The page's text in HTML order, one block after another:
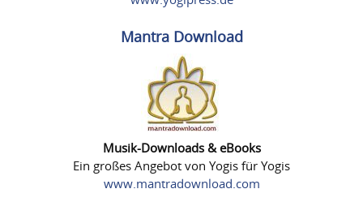
Mantra Download
Musik-Downloads & eBooks
Ein großes Angebot von Yogis für Yogis
www.mantradownload.com